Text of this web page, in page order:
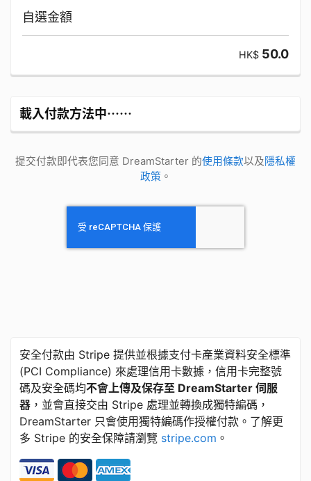
自選金額
HK$ 50.0
載入付款方法中⋯⋯
提交付款即代表您同意 DreamStarter 的使用條款以及隱私權
政策 。
安全付款由 Stripe 提供並根據支付卡產業資料安全標準
​(​PCI Compliance) 來處理信用卡數據，信用卡完整號
碼及安全碼均不會上傳及保存至 DreamStarter 伺服
器 ，並會直接交由 Stripe 處理並轉換成獨特編碼，
DreamStarter 只會使用獨特編碼作授權付款。了解更
多 Stripe 的安全保障請瀏覽 stripe.com 。